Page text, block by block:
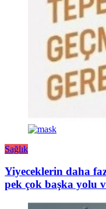
Sağlık
Yiyeceklerin daha
pek çok başka yolu